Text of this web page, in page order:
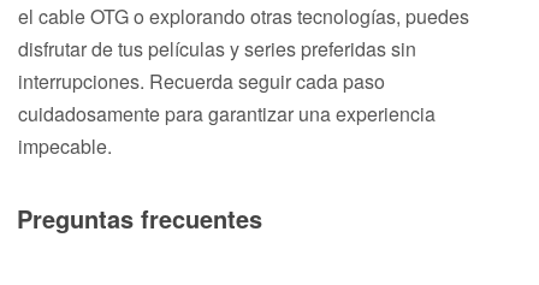
el cable OTG o explorando otras tecnologías, puedes
disfrutar de tus películas y series preferidas sin
interrupciones. Recuerda seguir cada paso
cuidadosamente para garantizar una experiencia
impecable.
Preguntas frecuentes